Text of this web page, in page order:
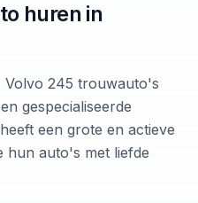
huren in
Volvo 245 trouwauto's
gespecialiseerde
een grote en actieve
hun auto's met liefde